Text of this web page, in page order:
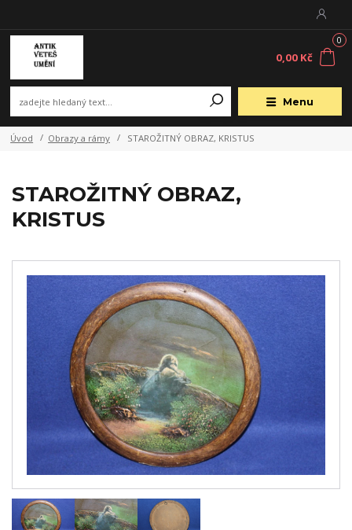
Menu
0
0,00 Kč
Úvod Obrazy a rámy STAROŽITNÝ OBRAZ, KRISTUS
STAROŽITNÝ OBRAZ,
KRISTUS